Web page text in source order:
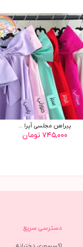
پیراهن مجلسی اُپرا ...
۷۴۵,۰۰۰ تومان
دسترسی سریع